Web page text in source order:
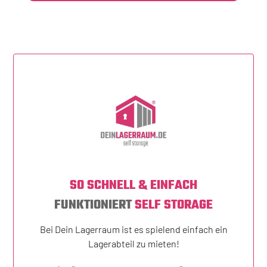
SO SCHNELL & EINFACH
FUNKTIONIERTSELF STORAGE
Bei Dein Lagerraum ist es spielend einfach ein
Lagerabteil zu mieten!